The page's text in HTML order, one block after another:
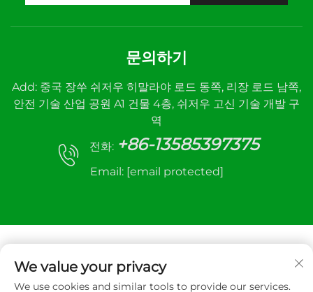
문의하기
Add: 중국 장쑤 쉬저우 히말라야 로드 동쪽, 리장 로드 남쪽,
안전 기술 산업 공원 A1 건물 4층, 쉬저우 고신 기술 개발 구
역
전화: +86-13585397375
Email: [email protected]
We value your privacy
We use cookies and similar tools to provide our services.